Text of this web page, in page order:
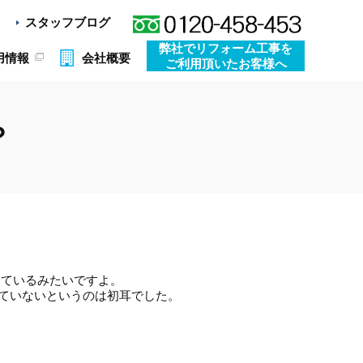
情報 会社概要
弊社でリフォーム工事を
ご利用頂いたお客様へ
スタッフブログ
いるみたいですよ。
ないというのは初耳でした。